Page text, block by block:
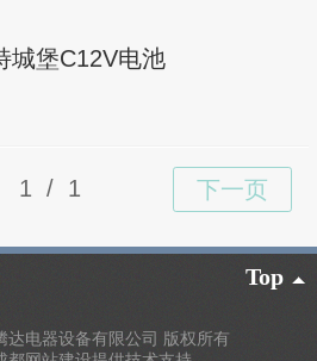
城堡C12V电池
Top
达电器设备有限公司 版权所有